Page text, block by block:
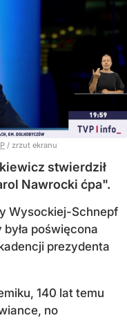
/ zrzut ekranu
stwierdził
Nawrocki ćpa".
Wysockiej-Schnepf
poświęcona
prezydenta
140 lat temu
no